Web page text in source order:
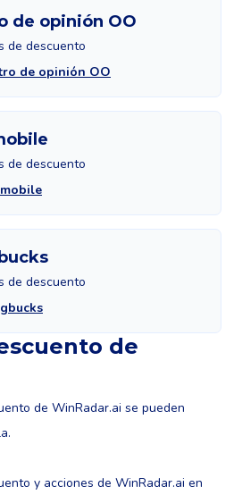
de opinión OO
de descuento
de opinión OO
de descuento
de descuento
de
de WinRadar.ai se pueden
y acciones de WinRadar.ai en